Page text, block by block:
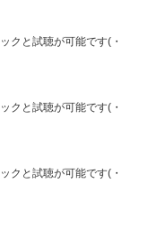
クと試聴が可能です(・
クと試聴が可能です(・
クと試聴が可能です(・